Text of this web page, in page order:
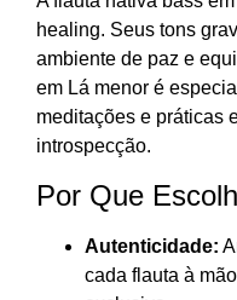
healing. Seus tons
ambiente de paz e
em Lá menor é
meditações e práticas
introspecção.
Por Que
Autenticidade:
cada flauta à